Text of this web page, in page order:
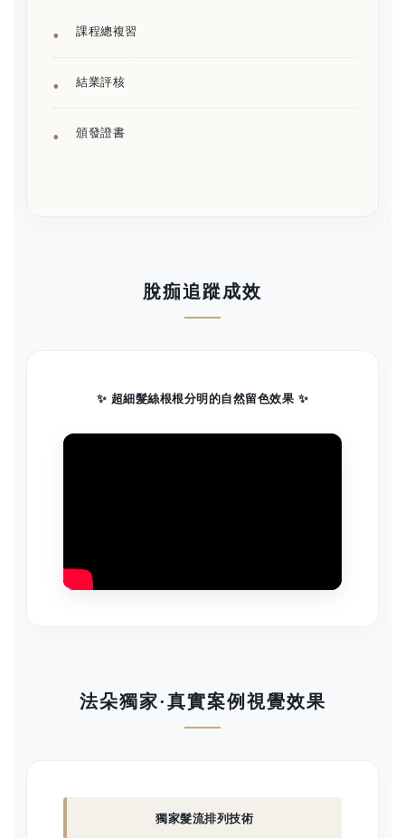
課程總複習
結業評核
頒發證書
脫痂追蹤成效
✨ 超細髮絲根根分明的自然留色效果 ✨
法朵獨家·真實案例視覺效果
獨家髮流排列技術